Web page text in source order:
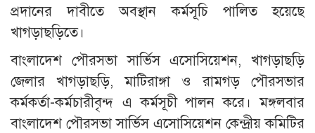
প্রদানের দাবীতে অবস্থান কর্মসূচি পালিত হয়েছে
খাগড়াছড়িতে।
বাংলাদেশ পৌরসভা সার্ভিস এসোসিয়েশন, খাগড়াছড়ি
জেলার খাগড়াছড়ি, মাটিরাঙ্গা ও রামগড় পৌরসভার
কর্মকর্তা-কর্মচারীবৃন্দ এ কর্মসূচী পালন করে। মঙ্গলবার
বাংলাদেশ পৌরসভা সার্ভিস এসোসিয়েশন কেন্দ্রীয় কমিটির